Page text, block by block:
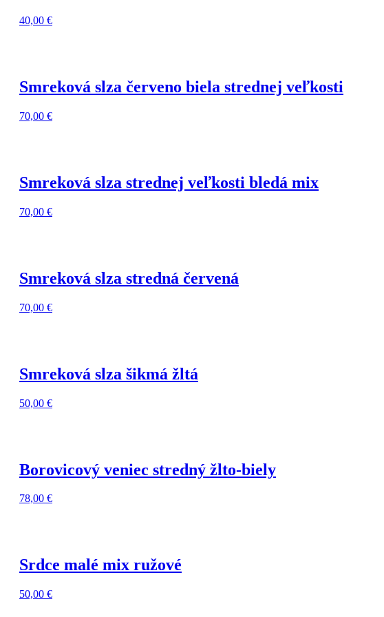
40,00 €
Smreková slza červeno biela strednej veľkosti
70,00 €
Smreková slza strednej veľkosti bledá mix
70,00 €
Smreková slza stredná červená
70,00 €
Smreková slza šikmá žltá
50,00 €
Borovicový veniec stredný žlto-biely
78,00 €
Srdce malé mix ružové
50,00 €